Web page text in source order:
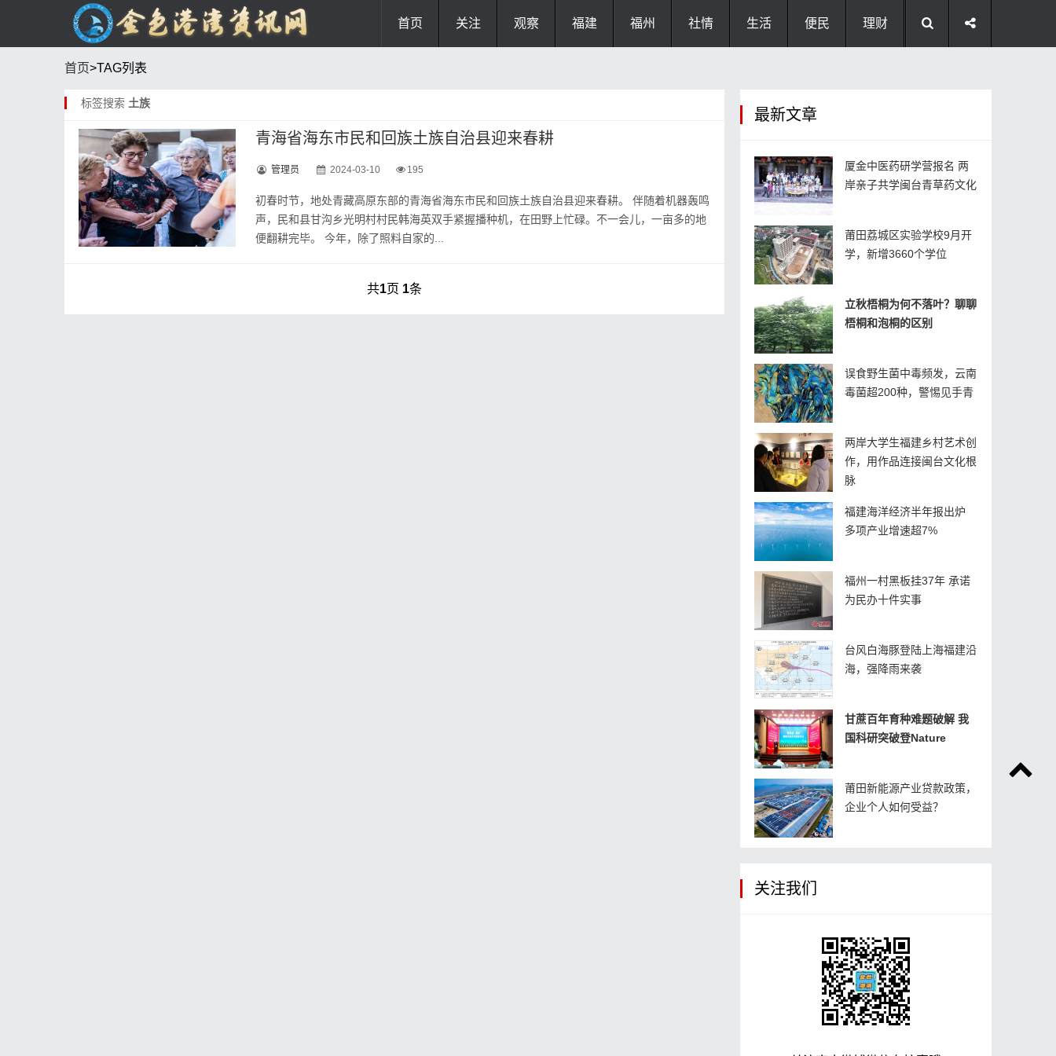
首页 关注 观察 福建 福州 社情 生活 便民 理财
首页>TAG列表
标签搜索 土族
青海省海东市民和回族土族自治县迎来春耕
管理员 2024-03-10 195
初春时节，地处青藏高原东部的青海省海东市民和回族土族自治县迎来春耕。 伴随着机器轰鸣
声，民和县甘沟乡光明村村民韩海英双手紧握播种机，在田野上忙碌。不一会儿，一亩多的地
便翻耕完毕。 今年，除了照料自家的...
共1页 1条
最新文章
厦金中医药研学营报名 两
岸亲子共学闽台青草药文化
莆田荔城区实验学校9月开
学，新增3660个学位
立秋梧桐为何不落叶？聊聊
梧桐和泡桐的区别
误食野生菌中毒频发，云南
毒菌超200种，警惕见手青
两岸大学生福建乡村艺术创
作，用作品连接闽台文化根
脉
福建海洋经济半年报出炉
多项产业增速超7%
福州一村黑板挂37年 承诺
为民办十件实事
台风白海豚登陆上海福建沿
海，强降雨来袭
甘蔗百年育种难题破解 我
国科研突破登Nature
莆田新能源产业贷款政策，
企业个人如何受益？
关注我们